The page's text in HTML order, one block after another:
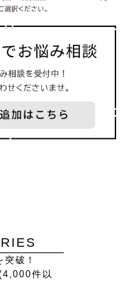
破！
件以